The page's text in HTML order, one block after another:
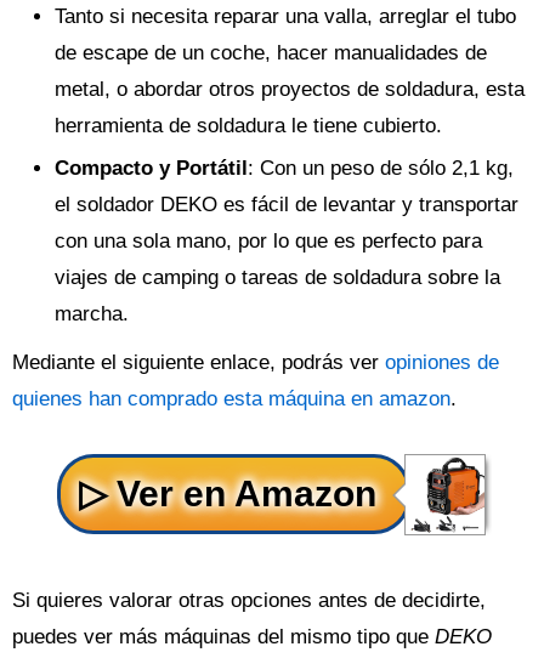
Tanto si necesita reparar una valla, arreglar el tubo
de escape de un coche, hacer manualidades de
metal, o abordar otros proyectos de soldadura, esta
herramienta de soldadura le tiene cubierto.
Compacto y Portátil: Con un peso de sólo 2,1 kg,
el soldador DEKO es fácil de levantar y transportar
con una sola mano, por lo que es perfecto para
viajes de camping o tareas de soldadura sobre la
marcha.
Mediante el siguiente enlace, podrás ver opiniones de
quienes han comprado esta máquina en amazon.
Si quieres valorar otras opciones antes de decidirte,
puedes ver más máquinas del mismo tipo que DEKO